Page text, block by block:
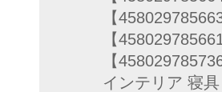
【
【
【
インテリア 寝